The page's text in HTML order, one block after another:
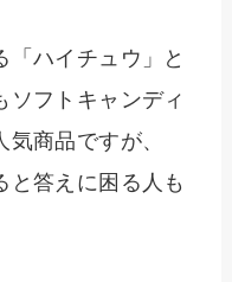
「ハイチュウ」と
ソフトキャンディ
商品ですが、
と答えに困る人も